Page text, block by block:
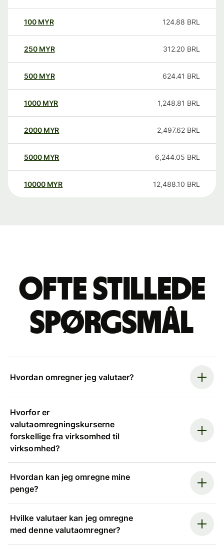
100 MYR 124.88 BRL
250 MYR 312.20 BRL
500 MYR 624.41 BRL
1000 MYR 1,248.81 BRL
2000 MYR 2,497.62 BRL
5000 MYR 6,244.05 BRL
10000 MYR 12,488.10 BRL
Ofte stillede
spørgsmål
Hvordan omregner jeg valutaer?
Hvorfor er
valutaomregningskurserne
forskellige fra virksomhed til
virksomhed?
Hvordan kan jeg omregne mine
penge?
Hvilke valutaer kan jeg omregne
med denne valutaomregner?